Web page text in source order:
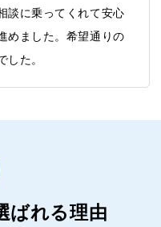
談に乗ってくれて安心
めました。希望通りの
した。
ばれる理由